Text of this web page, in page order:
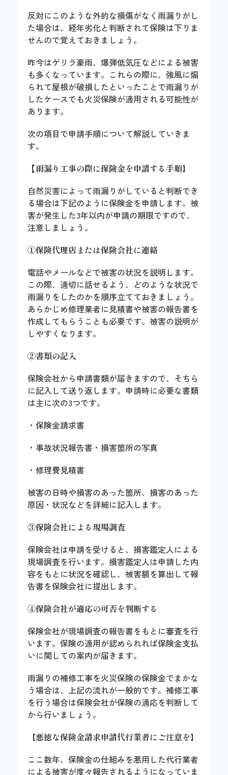
反対にこのような外的な損傷がなく雨漏りがし
た場合は、経年劣化と判断されて保険は下りま
せんので覚えておきましょう。
昨今はゲリラ豪雨、爆弾低気圧などによる被害
も多くなっています。これらの際に、強風に煽
られて屋根が破損したといったことで雨漏りが
したケースでも火災保険が適用される可能性が
あります。
次の項目で申請手順について解説していきま
す。
【雨漏り工事の際に保険金を申請する手順】
自然災害によって雨漏りがしていると判断でき
る場合は下記のように保険金を申請します。被
害が発生した3年以内が申請の期限ですので、
注意しましょう。
①保険代理店または保険会社に連絡
電話やメールなどで被害の状況を説明します。
この際、適切に話せるよう、どのような状況で
雨漏りをしたのかを順序立てておきましょう。
あらかじめ修理業者に見積書や被害の報告書を
作成してもらうことも必要です。被害の説明が
しやすくなります。
②書類の記入
保険会社から申請書類が届きますので、そちら
に記入して送り返します。申請時に必要な書類
は主に次の3つです。
・保険金請求書
・事故状況報告書・損害箇所の写真
・修理費見積書
被害の日時や損害のあった箇所、損害のあった
原因・状況などを詳細に記入します。
③保険会社による現場調査
保険会社は申請を受けると、損害鑑定人による
現場調査を行います。損害鑑定人は申請した内
容をもとに状況を確認し、被害額を算出して報
告書を保険会社に提出します。
④保険会社が適応の可否を判断する
保険会社が現場調査の報告書をもとに審査を行
います。保険の適用が認められれば保険金支払
いに関しての案内が届きます。
雨漏りの補修工事を火災保険の保険金でまかな
う場合は、上記の流れが一般的です。補修工事
を行う場合は保険会社が保険の適応を判断して
から行いましょう。
【悪徳な保険金請求申請代行業者にご注意を】
ここ数年、保険金の仕組みを悪用した代行業者
による被害が度々報告されるようになっていま